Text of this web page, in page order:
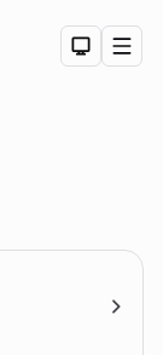
Search
Dark